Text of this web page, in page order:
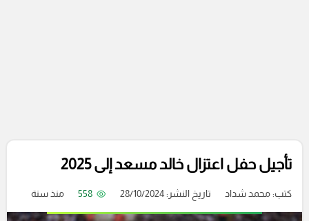
تأجيل حفل اعتزال خالد مسعد إلى 2025
كتب:محمد شداد تاريخ النشر: 28/10/2024 558 منذ سنة